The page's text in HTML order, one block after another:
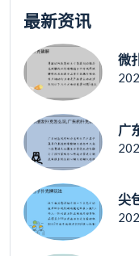
最新资讯
微
广
尖